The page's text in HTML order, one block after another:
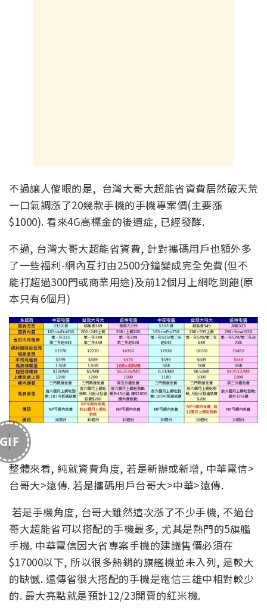
不過讓人傻眼的是, 台灣大哥大超能省資費居然破天荒
一口氣調漲了20幾款手機的手機專案價(主要漲
$1000). 看來4G高標金的後遺症, 已經發酵.
不過, 台灣大哥大超能省資費, 針對攜碼用戶也額外多
了一些福利-網內互打由2500分鐘變成完全免費(但不
能打超過300門或商業用途)及前12個月上網吃到飽(原
本只有6個月)
整體來看, 純就資費角度, 若是新辦或新增, 中華電信>
台哥大>遠傳. 若是攜碼用戶台哥大>中華>遠傳.
若是手機角度, 台哥大雖然這次漲了不少手機, 不過台
哥大超能省可以搭配的手機最多, 尤其是熱門的5旗艦
手機. 中華電信因大省專案手機的建議售價必須在
$17000以下, 所以很多熱銷的旗艦機並未入列, 是較大
的缺憾. 遠傳省很大搭配的手機是電信三雄中相對較少
的. 最大亮點就是預計12/23開賣的紅米機.